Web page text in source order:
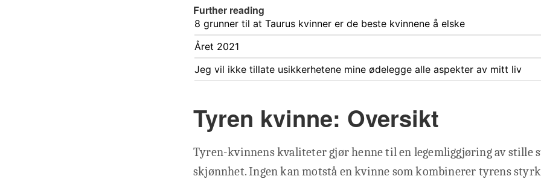
Further reading
8 grunner til at Taurus kvinner er de beste kvinnene å elske
Året 2021
Jeg vil ikke tillate usikkerhetene mine ødelegge alle aspekter av mitt liv
Tyren kvinne: Oversikt
Tyren-kvinnens kvaliteter gjør henne til en legemliggjøring av stille
skjønnhet. Ingen kan motstå en kvinne som kombinerer tyrens